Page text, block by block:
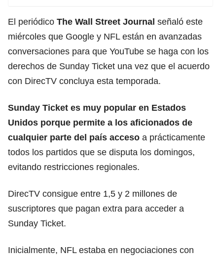
El periódico The Wall Street Journal señaló este
miércoles que Google y NFL están en avanzadas
conversaciones para que YouTube se haga con los
derechos de Sunday Ticket una vez que el acuerdo
con DirecTV concluya esta temporada.
Sunday Ticket es muy popular en Estados
Unidos porque permite a los aficionados de
cualquier parte del país acceso a prácticamente
todos los partidos que se disputa los domingos,
evitando restricciones regionales.
DirecTV consigue entre 1,5 y 2 millones de
suscriptores que pagan extra para acceder a
Sunday Ticket.
Inicialmente, NFL estaba en negociaciones con